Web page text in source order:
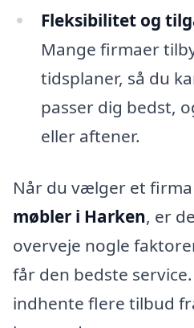
Fleksibilitet og
Mange firmaer
tidsplaner, så du
passer dig bedst,
eller aftener.
Når du vælger et
møbler i Harken, er
overveje nogle
får den bedste
indhente flere tilbud